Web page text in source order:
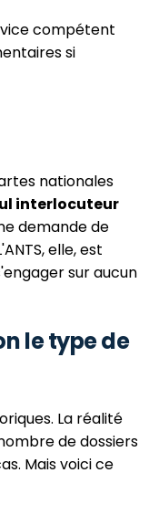
compétent
si
nationales
interlocuteur
demande de
elle, est
sur aucun
le type de
La réalité
de dossiers
Mais voici ce